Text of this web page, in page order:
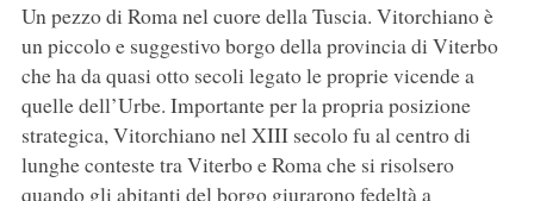
Un pezzo di Roma nel cuore della Tuscia. Vitorchiano è
un piccolo e suggestivo borgo della provincia di Viterbo
che ha da quasi otto secoli legato le proprie vicende a
quelle dell’Urbe. Importante per la propria posizione
strategica, Vitorchiano nel XIII secolo fu al centro di
lunghe conteste tra Viterbo e Roma che si risolsero
quando gli abitanti del borgo giurarono fedeltà a